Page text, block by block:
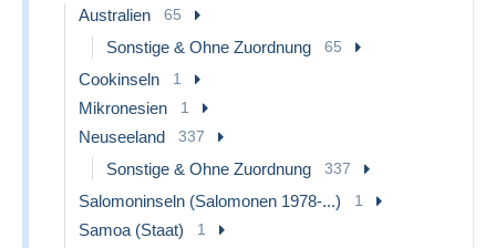
Australien 65
Sonstige & Ohne Zuordnung 65
Cookinseln 1
Mikronesien 1
Neuseeland 337
Sonstige & Ohne Zuordnung 337
Salomoninseln (Salomonen 1978-...) 1
Samoa (Staat) 1